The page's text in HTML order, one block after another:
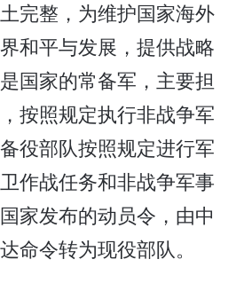
完整，为维护国家海外
和平与发展，提供战略
国家的常备军，主要担
按照规定执行非战争军
役部队按照规定进行军
作战任务和非战争军事
家发布的动员令，由中
命令转为现役部队。